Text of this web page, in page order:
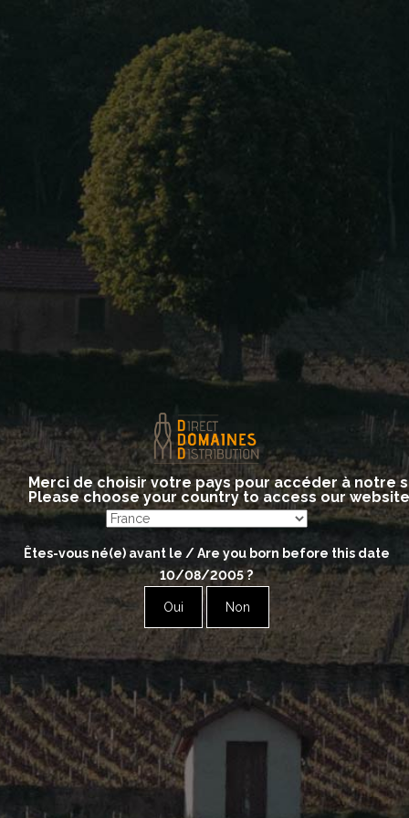
Contact Us
Anne GROS et Jean-Paul
TOLLOT
Aigues-Vives
La 50/50 – Côtes Du Brian Rouge Igp
La CinsO – Côtes Du Brian Igp
La Grenache8 – Côtes Du Brian Igp
Les Combettes -Marselan Côtes Du Brian
Igp
L’O De La Vie- Minervois Cazelles
La Ciaude – Minervois Cazelles Rouge
La VermentinO – Côtes du Brian Blanc IGP
Les Carrétals – Minervois Cazelles Rouge
Merci de choisir votre pays pour accéder à notre
Please choose your country to access our website
Êtes-vous né(e) avant le / Are you born before this date
10/08/2005?
Oui Non